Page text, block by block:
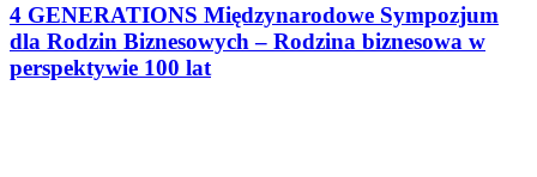
4 GENERATIONS Międzynarodowe Sympozjum
dla Rodzin Biznesowych – Rodzina biznesowa w
perspektywie 100 lat